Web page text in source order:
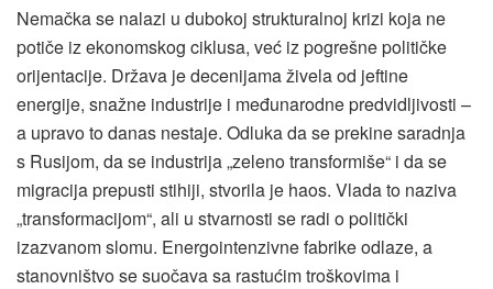
Nemačka se nalazi u dubokoj strukturalnoj krizi koja ne
potiče iz ekonomskog ciklusa, već iz pogrešne političke
orijentacije. Država je decenijama živela od jeftine
energije, snažne industrije i međunarodne predvidljivosti –
a upravo to danas nestaje. Odluka da se prekine saradnja
s Rusijom, da se industrija „zeleno transformiše“ i da se
migracija prepusti stihiji, stvorila je haos. Vlada to naziva
„transformacijom“, ali u stvarnosti se radi o politički
izazvanom slomu. Energointenzivne fabrike odlaze, a
stanovništvo se suočava sa rastućim troškovima i